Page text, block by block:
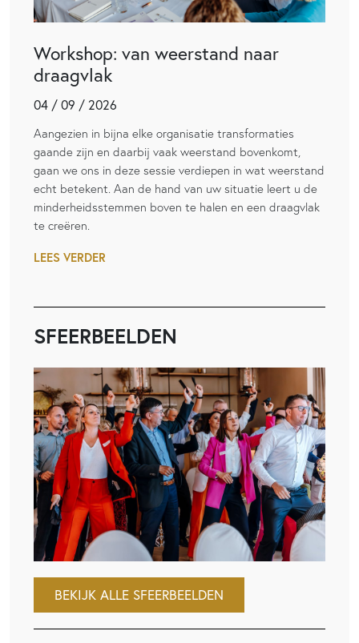
Workshop: van weerstand naar
draagvlak
04 / 09 / 2026
Aangezien in bijna elke organisatie transformaties
gaande zijn en daarbij vaak weerstand bovenkomt,
gaan we ons in deze sessie verdiepen in wat weerstand
echt betekent. Aan de hand van uw situatie leert u de
minderheidsstemmen boven te halen en een draagvlak
te creëren.
LEES VERDER
SFEERBEELDEN
BEKIJK ALLE SFEERBEELDEN